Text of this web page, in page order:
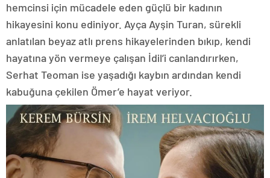
hemcinsi için mücadele eden güçlü bir kadının
hikayesini konu ediniyor. Ayça Ayşin Turan, sürekli
anlatılan beyaz atlı prens hikayelerinden bıkıp, kendi
hayatına yön vermeye çalışan İdil’i canlandırırken,
Serhat Teoman ise yaşadığı kaybın ardından kendi
kabuğuna çekilen Ömer’e hayat veriyor.